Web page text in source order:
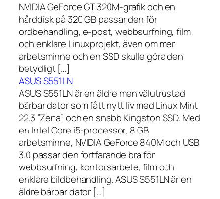
NVIDIA GeForce GT 320M-grafik och en
hårddisk på 320 GB passar den för
ordbehandling, e-post, webbsurfning, film
och enklare Linuxprojekt, även om mer
arbetsminne och en SSD skulle göra den
betydligt […]
ASUS S551LN
ASUS S551LN är en äldre men välutrustad
bärbar dator som fått nytt liv med Linux Mint
22.3 ”Zena” och en snabb Kingston SSD. Med
en Intel Core i5-processor, 8 GB
arbetsminne, NVIDIA GeForce 840M och USB
3.0 passar den fortfarande bra för
webbsurfning, kontorsarbete, film och
enklare bildbehandling. ASUS S551LN är en
äldre bärbar dator […]